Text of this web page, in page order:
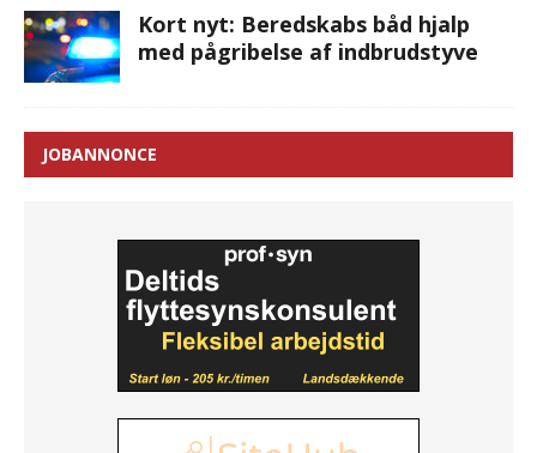
Kort nyt: Beredskabs båd hjalp
med pågribelse af indbrudstyve
JOBANNONCE